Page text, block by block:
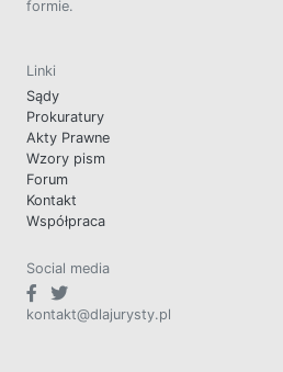
formie.
Linki
Sądy
Prokuratury
Akty Prawne
Wzory pism
Forum
Kontakt
Współpraca
Social media
kontakt@dlajurysty.pl